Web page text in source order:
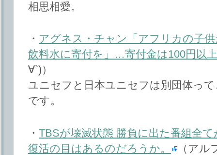
相思相愛。
・ アグネス・チャン「アフリカの子
飲料水に寄付を」…寄付金は100円以
∀`)）
ユニセフと日本ユニセフは別団体っ
です。
・ TBSが壊滅状態 勝負に出た番組全
復活の目はあるのだろうか。
（ア